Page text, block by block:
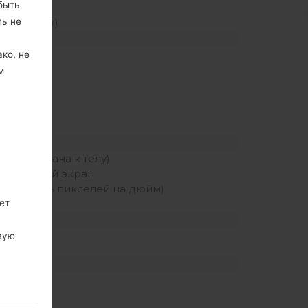
слот)
экрана к телу)
экран
пикселей на дюйм)
не
не